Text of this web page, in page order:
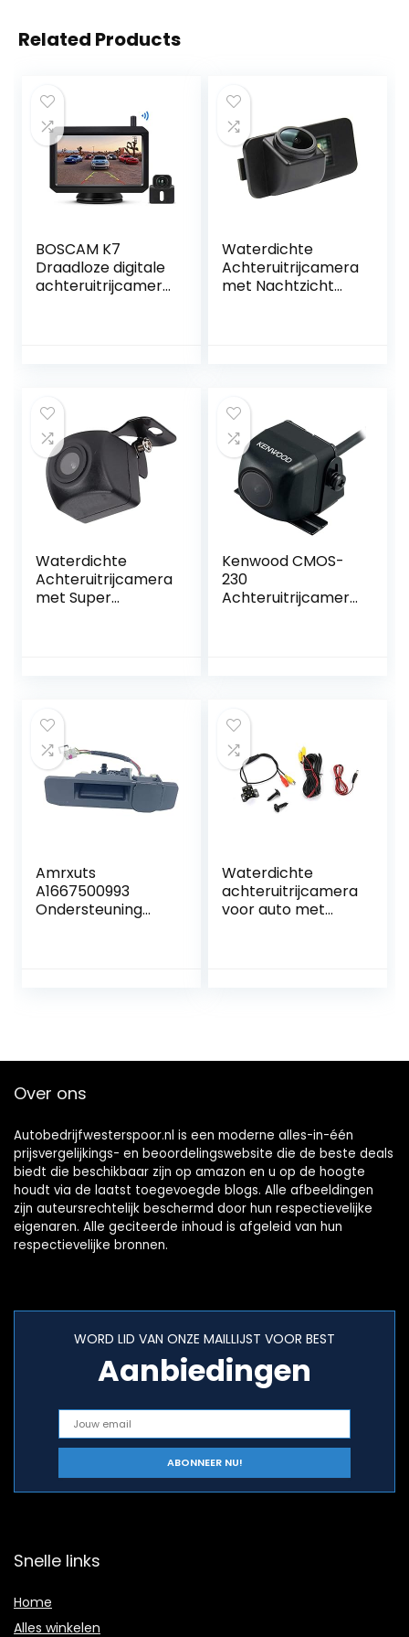
Related Products
BOSCAM K7
Draadloze digitale
achteruitrijcamera
met IP68
waterdichte
camera,
nachtzicht
Waterdichte
Achteruitrijcamera
met Nachtzicht
Waterdichte
Achteruitrijcamera
met Super
Kenwood CMOS-
230
Achteruitrijcamera
Amrxuts
A1667500993
Ondersteuning
2019
Waterdichte
achteruitrijcamera
voor auto met
Over ons
Autobedrijfwesterspoor.nl is een moderne alles-in-één
prijsvergelijkings- en beoordelingswebsite die de beste deals
biedt die beschikbaar zijn op amazon en u op de hoogte
houdt via de laatst toegevoegde blogs. Alle afbeeldingen
zijn auteursrechtelijk beschermd door hun respectievelijke
eigenaren. Alle geciteerde inhoud is afgeleid van hun
respectievelijke bronnen.
WORD LID VAN ONZE MAILLIJST VOOR BEST
Aanbiedingen
Snelle links
Home
Alles winkelen